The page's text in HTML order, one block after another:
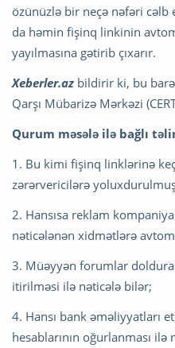
özünüzlə bir neçə nəfəri
da həmin fişinq linkinin
yayılmasına gətirib çıxarır.
Xeberler.az bildirir ki, bu
Qarşı Mübarizə Mərkəzi
Qurum məsələ ilə bağlı
1. Bu kimi fişinq linklərinə
zərərvericilərə
2. Hansısa reklam
nəticələnən xidmətlərə
3. Müəyyən forumlar
itirilməsi ilə nəticələ bilər;
4. Hansı bank əməliyyatları
hesablarının oğurlanması ilə